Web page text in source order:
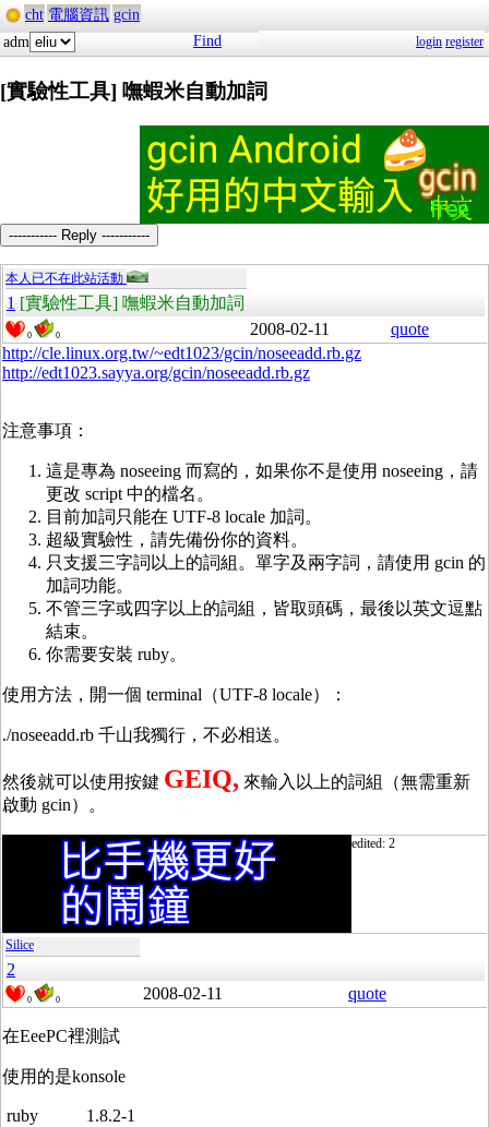
cht 電腦資訊 gcin
adm
Find login register
[實驗性工具] 嘸蝦米自動加詞
----------- Reply -----------
本人已不在此站活動
1 [實驗性工具] 嘸蝦米自動加詞
0 0 2008-02-11
quote
http://cle.linux.org.tw/~edt1023/gcin/noseeadd.rb.gz
http://edt1023.sayya.org/gcin/noseeadd.rb.gz
注意事項：
這是專為 noseeing 而寫的，如果你不是使用 noseeing，請
更改 script 中的檔名。
目前加詞只能在 UTF-8 locale 加詞。
超級實驗性，請先備份你的資料。
只支援三字詞以上的詞組。單字及兩字詞，請使用 gcin 的
加詞功能。
不管三字或四字以上的詞組，皆取頭碼，最後以英文逗點
結束。
你需要安裝 ruby。
使用方法，開一個 terminal（UTF-8 locale）：
./noseeadd.rb 千山我獨行，不必相送。
然後就可以使用按鍵 GEIQ, 來輸入以上的詞組（無需重新
啟動 gcin）。
edited: 2
Silice
2
0 0 2008-02-11 quote
在EeePC裡測試
使用的是konsole
ruby 1.8.2-1